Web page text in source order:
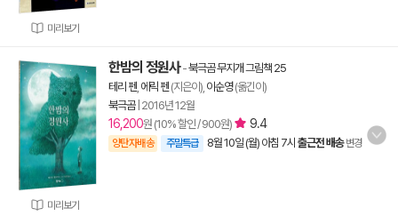
미리보기
미리보기
한밤의 정원사-북극곰 무지개 그림책 25
테리 펜 에릭 펜 (지은이), 이순영(옮긴이)
북극곰| 2016년 12월
16,200원 (10% 할인 / 900원) 9.4
양탄자배송 주말특급 8월 10일 (월) 아침 7시 출근전 배송 변경